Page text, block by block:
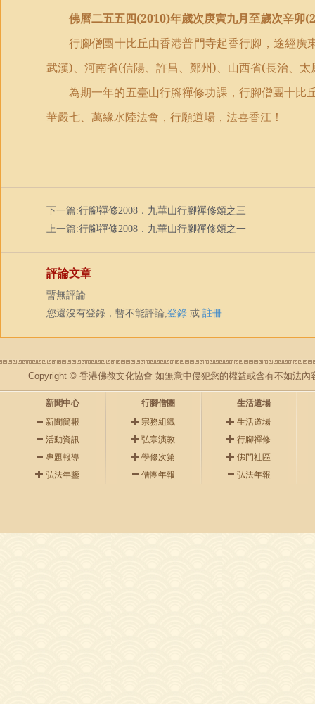
佛曆二五五四(2010)年歲次庚寅九月至歲次辛卯
行腳僧團十比丘由香港普門寺起香行腳，途經廣
武漢)、河南省(信陽、許昌、鄭州)、山西省(長治、太
為期一年的五臺山行腳禪修功課，行腳僧團十
華嚴七、萬緣水陸法會，行願道場，法喜香江！
下一篇:行腳禪修2008．九華山行腳禪修頌之三
上一篇:行腳禪修2008．九華山行腳禪修頌之一
評論文章
暫無評論
您還沒有登錄，暫不能評論,登錄 或 註冊
Copyright © 香港佛教文化協會 如無意中侵犯您的權益或含有不如法內
新聞中心
新聞簡報
活動資訊
專題報導
弘法年鑒
行腳僧團
宗務組織
弘宗演教
學修次第
僧團年報
生活道場
生活道場
行腳禪修
佛門社區
弘法年報